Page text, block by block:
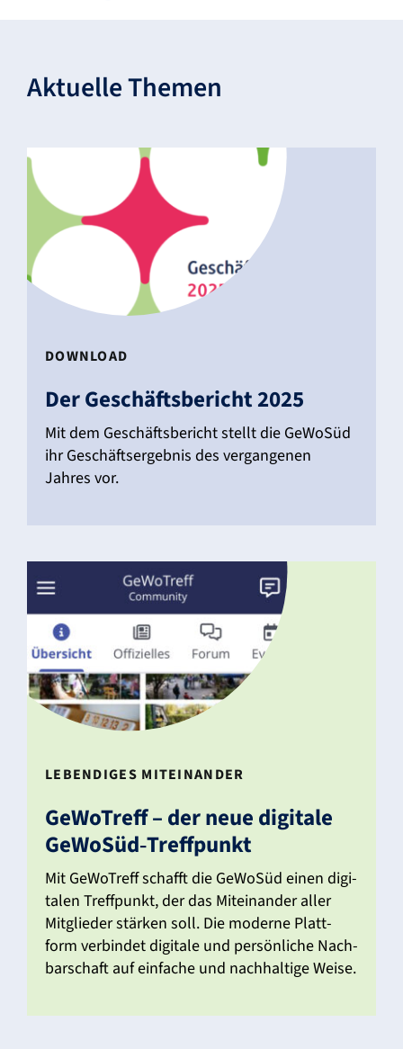
Aktu­elle Themen
DOWN­LOAD
Der Geschäfts­be­richt 2025
Mit dem Geschäfts­be­richt stellt die GeWoSüd
ihr Geschäfts­er­gebnis des vergan­genen
Jahres vor.
LEBEN­DIGES MITEIN­ANDER
GeWo­Treff – der neue digi­tale
GeWoSüd‑Treffpunkt
Mit GeWo­Treff schafft die GeWoSüd einen digi­
talen Treff­punkt, der das Mitein­ander aller
Mitglieder stärken soll. Die moderne Platt­
form verbindet digi­tale und persön­liche Nach­
bar­schaft auf einfache und nach­hal­tige Weise.